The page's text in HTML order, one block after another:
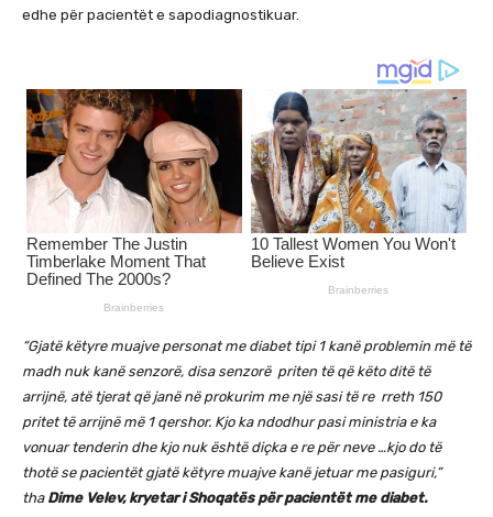
edhe për pacientët e sapodiagnostikuar.
“Gjatë këtyre muajve personat me diabet tipi 1 kanë problemin më të
madh nuk kanë senzorë, disa senzorë priten të që këto ditë të
arrijnë, atë tjerat që janë në prokurim me një sasi të re rreth 150
pritet të arrijnë më 1 qershor. Kjo ka ndodhur pasi ministria e ka
vonuar tenderin dhe kjo nuk është diçka e re për neve …kjo do të
thotë se pacientët gjatë këtyre muajve kanë jetuar me pasiguri,”
tha Dime Velev, kryetar i Shoqatës për pacientët me diabet.